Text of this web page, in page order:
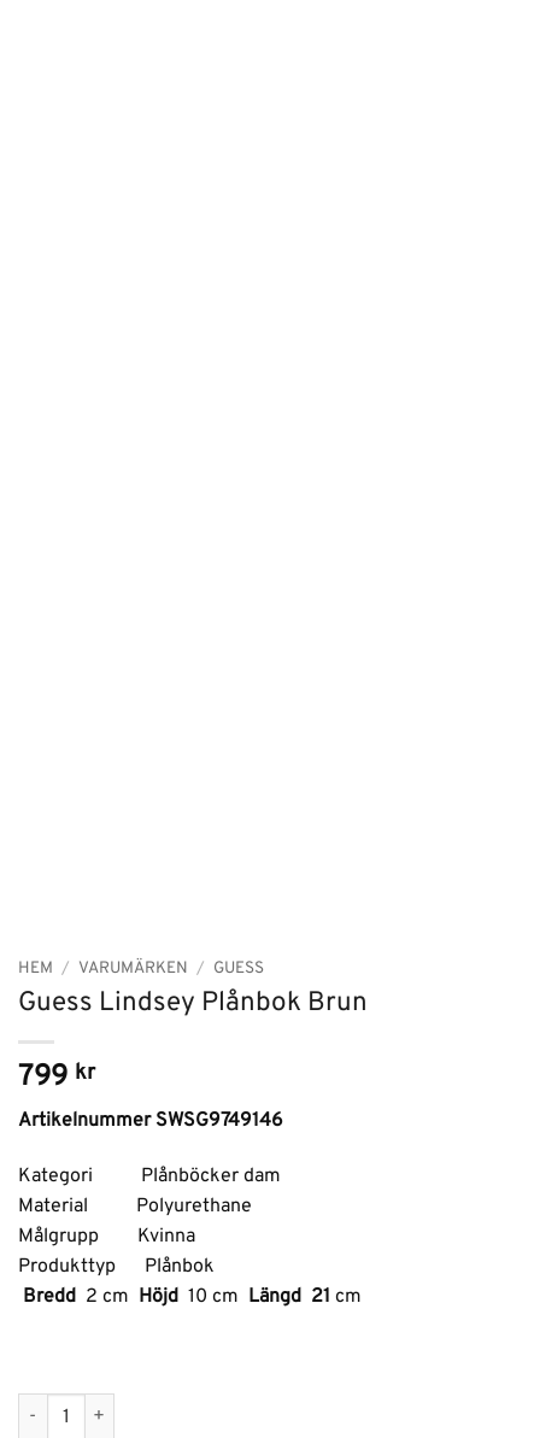
HEM / VARUMÄRKEN / GUESS
Guess Lindsey Plånbok Brun
799 kr
Artikelnummer SWSG9749146
Kategori Plånböcker dam
Material Polyurethane
Målgrupp Kvinna
Produkttyp Plånbok
Bredd 2 cm Höjd 10 cm Längd 21 cm
Guess Lindsey Plånbok Brun mängd